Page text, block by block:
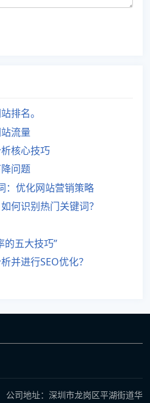
排名。
流量
核心技巧
问题
：优化网站营销策略
何识别热门关键词？
的五大技巧”
并进行SEO优化？
司地址：深圳市龙岗区平湖街道华